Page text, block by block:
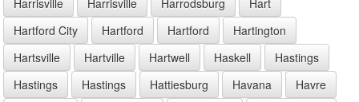
Hartford City
Hartford Hartford
Hartington
Hartsville
Hartville Hartwell Haskell
Hastings
Hastings
Hastings Hattiesburg Havana
Havre